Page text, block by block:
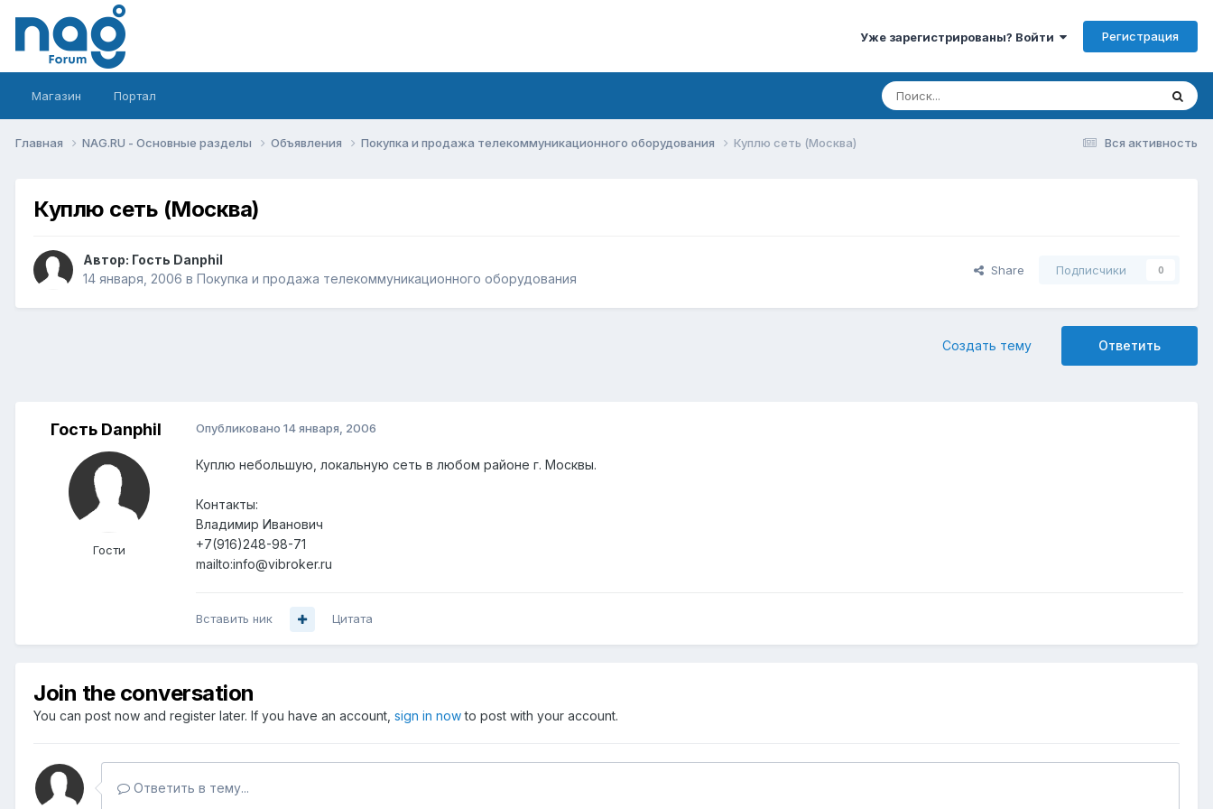
Уже зарегистрированы? Войти Регистрация
Магазин Портал
Вся активность
Главная NAG.RU - Основные разделы Объявления Покупка и продажа телекоммуникационного оборудования Куплю сеть (Москва)
Куплю сеть (Москва)
Автор: Гость Danphil
14 января, 2006 в Покупка и продажа телекоммуникационного оборудования
Share Подписчики 0
Ответить
Создать тему
Гость Danphil
Гости
Опубликовано 14 января, 2006
Куплю небольшую, локальную сеть в любом районе г. Москвы.
Контакты:
Владимир Иванович
+7(916)248-98-71
mailto:info@vibroker.ru
Вставить ник Цитата
Join the conversation
You can post now and register later. If you have an account, sign in nowto post with your account.
Ответить в тему...